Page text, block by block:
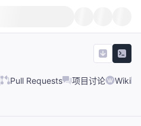
Pull Requests 项目讨论 Wiki